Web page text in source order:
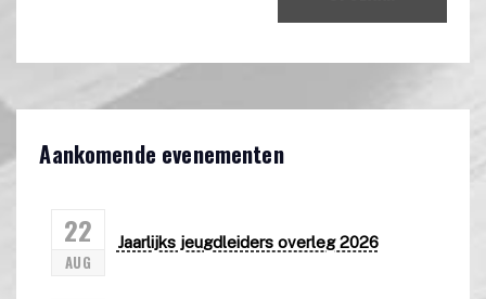
Aankomende evenementen
22
AUG
Jaarlijks jeugdleiders overleg 2026